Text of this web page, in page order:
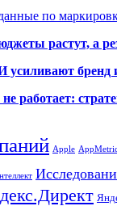
по
растут, а
бренд
работает:
Apple